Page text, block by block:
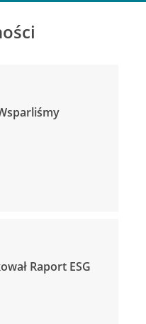
Raport ESG